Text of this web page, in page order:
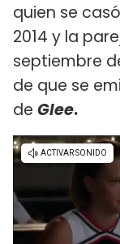
quien se
2014 y la
septiembre
de que se
de Glee.